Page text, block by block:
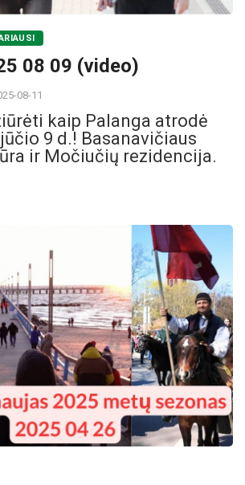
08 09 (video)
08-11
kaip Palanga atrodė
9 d.! Basanavičiaus
ir Močiučių rezidencija.